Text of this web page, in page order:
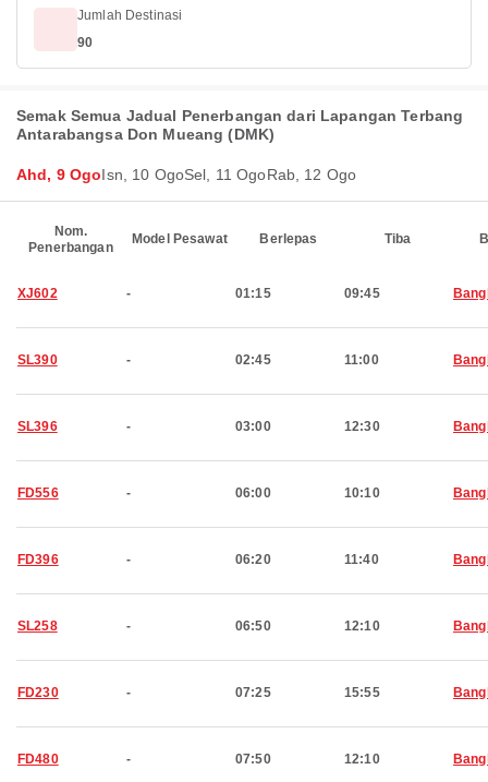
Jumlah Destinasi
90
Semak Semua Jadual Penerbangan dari Lapangan Terbang
Antarabangsa Don Mueang (DMK)
Ahd, 9 OgoIsn, 10 OgoSel, 11 OgoRab, 12 Ogo
Nom.
Penerbangan
Model Pesawat Berlepas Tiba
XJ602 - 01:15 09:45
SL390 - 02:45 11:00
SL396 - 03:00 12:30
FD556 - 06:00 10:10
FD396 - 06:20 11:40
SL258 - 06:50 12:10
FD230 - 07:25 15:55
FD480 - 07:50 12:10